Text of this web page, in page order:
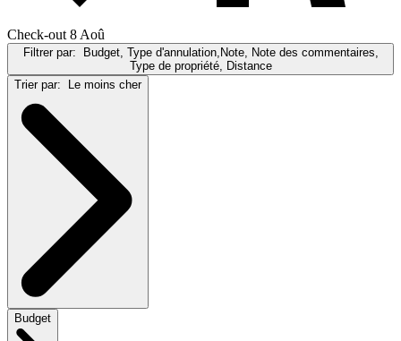
Check-out 8 Aoû
Filtrer par:
Budget, Type d'annulation,Note, Note des commentaires,
Type de propriété, Distance
Trier par:
Le moins cher
Budget